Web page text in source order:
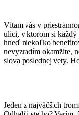
Vítam vás v
ulici, v ktorom si každý
hneď niekoľko
nevyzradím okamžite,
slova poslednej vety.
Jeden z najväčších